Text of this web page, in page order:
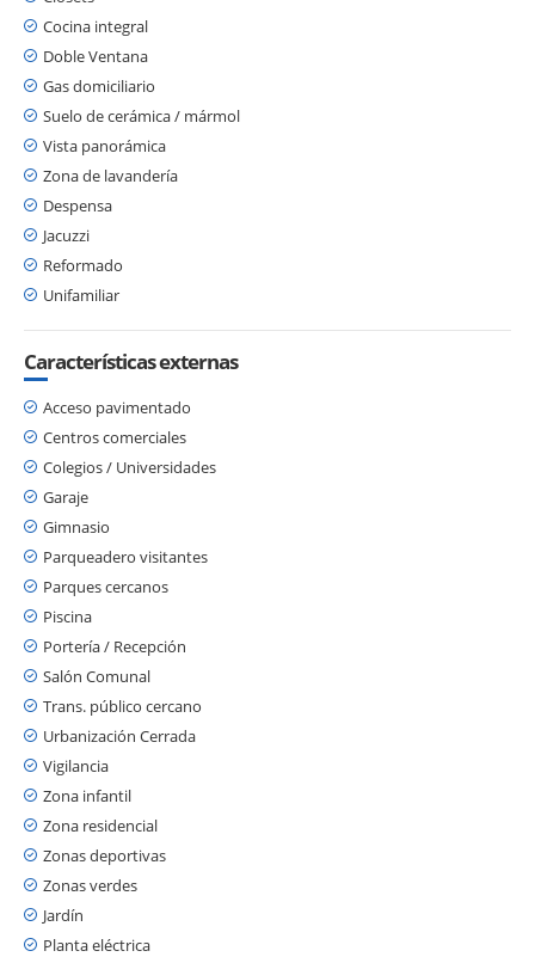
Cocina integral
Doble Ventana
Gas domiciliario
Suelo de cerámica / mármol
Vista panorámica
Zona de lavandería
Despensa
Jacuzzi
Reformado
Unifamiliar
Características externas
Acceso pavimentado
Centros comerciales
Colegios / Universidades
Garaje
Gimnasio
Parqueadero visitantes
Parques cercanos
Piscina
Portería / Recepción
Salón Comunal
Trans. público cercano
Urbanización Cerrada
Vigilancia
Zona infantil
Zona residencial
Zonas deportivas
Zonas verdes
Jardín
Planta eléctrica